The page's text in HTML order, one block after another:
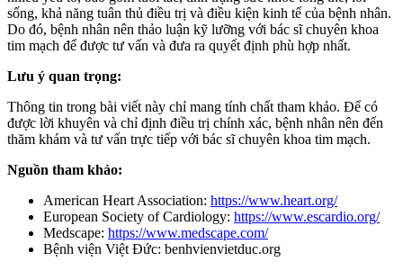
sống, khả năng tuân thủ điều trị và điều kiện kinh tế của bệnh nhân.
Do đó, bệnh nhân nên thảo luận kỹ lưỡng với bác sĩ chuyên khoa
tim mạch để được tư vấn và đưa ra quyết định phù hợp nhất.
Lưu ý quan trọng:
Thông tin trong bài viết này chỉ mang tính chất tham khảo. Để có
được lời khuyên và chỉ định điều trị chính xác, bệnh nhân nên đến
thăm khám và tư vấn trực tiếp với bác sĩ chuyên khoa tim mạch.
Nguồn tham khảo:
American Heart Association: https://www.heart.org/
European Society of Cardiology: https://www.escardio.org/
Medscape: https://www.medscape.com/
Bệnh viện Việt Đức: benhvienvietduc.org